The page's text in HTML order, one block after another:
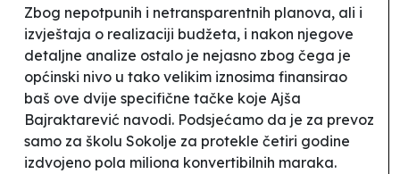
Zbog nepotpunih i netransparentnih planova, ali i
izvještaja o realizaciji budžeta, i nakon njegove
detaljne analize ostalo je nejasno zbog čega je
općinski nivo u tako velikim iznosima finansirao
baš ove dvije specifične tačke koje Ajša
Bajraktarević navodi. Podsjećamo da je za prevoz
samo za školu Sokolje za protekle četiri godine
izdvojeno pola miliona konvertibilnih maraka.